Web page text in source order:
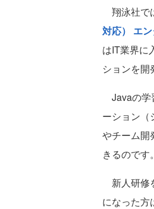
翔泳社で
対応） エ
はIT業界に
ションを開
Javaの学
ーション（
やチーム開
きるのです。
新人研修
になった方